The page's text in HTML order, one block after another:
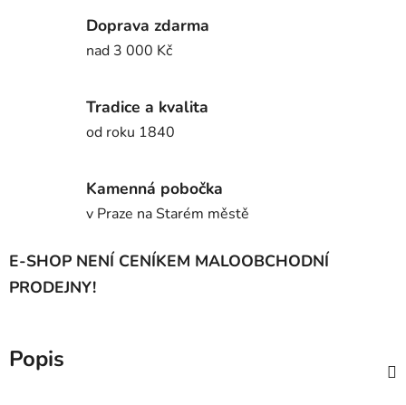
Doprava zdarma
nad 3 000 Kč
Tradice a kvalita
od roku 1840
Kamenná pobočka
v Praze na Starém městě
E-SHOP NENÍ CENÍKEM MALOOBCHODNÍ
PRODEJNY!
Popis